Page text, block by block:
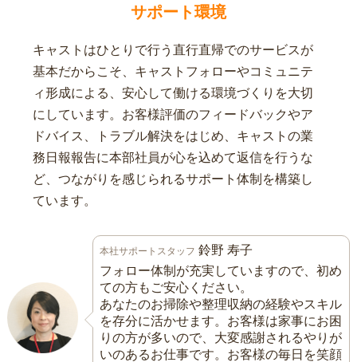
サポート環境
キャストはひとりで行う直行直帰でのサービスが
基本だからこそ、キャストフォローやコミュニテ
ィ形成による、安心して働ける環境づくりを大切
にしています。お客様評価のフィードバックやア
ドバイス、トラブル解決をはじめ、キャストの業
務日報報告に本部社員が心を込めて返信を行うな
ど、つながりを感じられるサポート体制を構築し
ています。
本社サポートスタッフ 鈴野 寿子
フォロー体制が充実していますので、初め
ての方もご安心ください。
あなたのお掃除や整理収納の経験やスキル
を存分に活かせます。お客様は家事にお困
りの方が多いので、大変感謝されるやりが
いのあるお仕事です。お客様の毎日を笑顔